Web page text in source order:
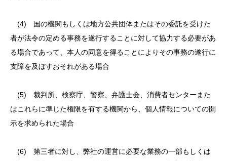
(4) 国の機関もしくは地方公共団体またはその委託を受けた
者が法令の定める事務を遂行することに対して協力する必要があ
る場合であって、本人の同意を得ることによりその事務の遂行に
支障を及ぼすおそれがある場合
(5) 裁判所、検察庁、警察、弁護士会、消費者センターまた
はこれらに準じた権限を有する機関から、個人情報についての開
示を求められた場合
(6) 第三者に対し、弊社の運営に必要な業務の一部もしくは